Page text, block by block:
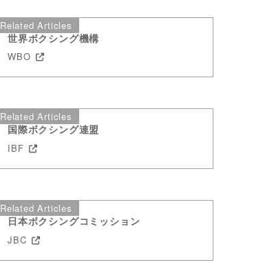
Related Articles
世界ボクシング機構
WBO
Related Articles
国際ボクシング連盟
IBF
Related Articles
日本ボクシングコミッション
JBC